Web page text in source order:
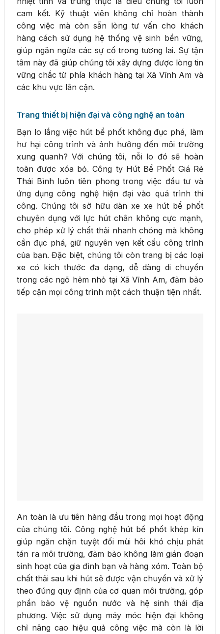
cam kết. Kỹ thuật viên không chỉ hoàn thành
công việc mà còn sẵn lòng tư vấn cho khách
hàng cách sử dụng hệ thống vệ sinh bền vững,
giúp ngăn ngừa các sự cố trong tương lai. Sự tận
tâm này đã giúp chúng tôi xây dựng được lòng tin
vững chắc từ phía khách hàng tại Xã Vĩnh Am và
các khu vực lân cận.
Trang thiết bị hiện đại và công nghệ an toàn
Bạn lo lắng việc hút bể phốt không đục phá, làm
hư hại công trình và ảnh hưởng đến môi trường
xung quanh? Với chúng tôi, nỗi lo đó sẽ hoàn
toàn được xóa bỏ. Công ty Hút Bể Phốt Giá Rẻ
Thái Bình luôn tiên phong trong việc đầu tư và
ứng dụng công nghệ hiện đại vào quá trình thi
công. Chúng tôi sở hữu dàn xe xe hút bể phốt
chuyên dụng với lực hút chân không cực mạnh,
cho phép xử lý chất thải nhanh chóng mà không
cần đục phá, giữ nguyên vẹn kết cấu công trình
của bạn. Đặc biệt, chúng tôi còn trang bị các loại
xe có kích thước đa dạng, dễ dàng di chuyển
trong các ngõ hẻm nhỏ tại Xã Vĩnh Am, đảm bảo
tiếp cận mọi công trình một cách thuận tiện nhất.
An toàn là ưu tiên hàng đầu trong mọi hoạt động
của chúng tôi. Công nghệ hút bể phốt khép kín
giúp ngăn chặn tuyệt đối mùi hôi khó chịu phát
tán ra môi trường, đảm bảo không làm gián đoạn
sinh hoạt của gia đình bạn và hàng xóm. Toàn bộ
chất thải sau khi hút sẽ được vận chuyển và xử lý
theo đúng quy định của cơ quan môi trường, góp
phần bảo vệ nguồn nước và hệ sinh thái địa
phương. Việc sử dụng máy móc hiện đại không
chỉ nâng cao hiệu quả công việc mà còn là lời